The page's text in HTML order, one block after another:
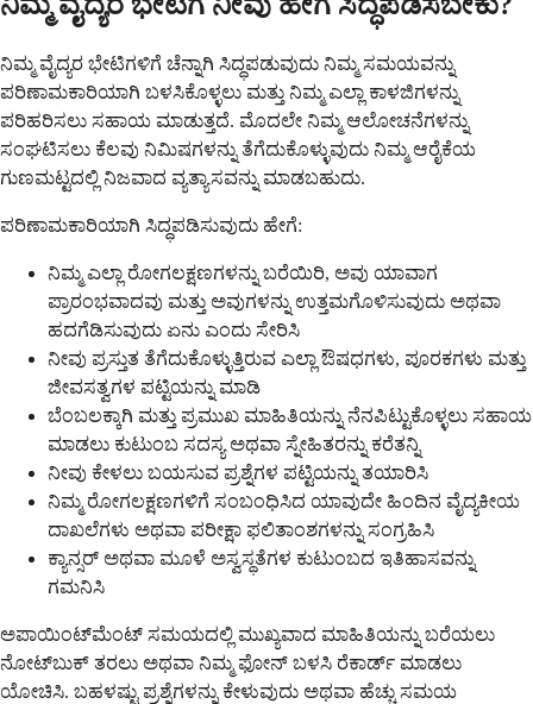
ನಿಮ್ಮ ವೈದ್ಯರ ಭೇಟಿಗಳಿಗೆ ಚೆನ್ನಾಗಿ ಸಿದ್ಧಪಡುವುದು ನಿಮ್ಮ ಸಮಯವನ್ನು
ಪರಿಣಾಮಕಾರಿಯಾಗಿ ಬಳಸಿಕೊಳ್ಳಲು ಮತ್ತು ನಿಮ್ಮ ಎಲ್ಲಾ ಕಾಳಜಿಗಳನ್ನು
ಪರಿಹರಿಸಲು ಸಹಾಯ ಮಾಡುತ್ತದೆ. ಮೊದಲೇ ನಿಮ್ಮ ಆಲೋಚನೆಗಳನ್ನು
ಸಂಘಟಿಸಲು ಕೆಲವು ನಿಮಿಷಗಳನ್ನು ತೆಗೆದುಕೊಳ್ಳುವುದು ನಿಮ್ಮ ಆರೈಕೆಯ
ಗುಣಮಟ್ಟದಲ್ಲಿ ನಿಜವಾದ ವ್ಯತ್ಯಾಸವನ್ನು ಮಾಡಬಹುದು.
ಪರಿಣಾಮಕಾರಿಯಾಗಿ ಸಿದ್ಧಪಡಿಸುವುದು ಹೇಗೆ:
ನಿಮ್ಮ ಎಲ್ಲಾ ರೋಗಲಕ್ಷಣಗಳನ್ನು ಬರೆಯಿರಿ, ಅವು ಯಾವಾಗ
ಪ್ರಾರಂಭವಾದವು ಮತ್ತು ಅವುಗಳನ್ನು ಉತ್ತಮಗೊಳಿಸುವುದು ಅಥವಾ
ಹದಗೆಡಿಸುವುದು ಏನು ಎಂದು ಸೇರಿಸಿ
ನೀವು ಪ್ರಸ್ತುತ ತೆಗೆದುಕೊಳ್ಳುತ್ತಿರುವ ಎಲ್ಲಾ ಔಷಧಗಳು, ಪೂರಕಗಳು ಮತ್ತು
ಜೀವಸತ್ವಗಳ ಪಟ್ಟಿಯನ್ನು ಮಾಡಿ
ಬೆಂಬಲಕ್ಕಾಗಿ ಮತ್ತು ಪ್ರಮುಖ ಮಾಹಿತಿಯನ್ನು ನೆನಪಿಟ್ಟುಕೊಳ್ಳಲು ಸಹಾಯ
ಮಾಡಲು ಕುಟುಂಬ ಸದಸ್ಯ ಅಥವಾ ಸ್ನೇಹಿತರನ್ನು ಕರೆತನ್ನಿ
ನೀವು ಕೇಳಲು ಬಯಸುವ ಪ್ರಶ್ನೆಗಳ ಪಟ್ಟಿಯನ್ನು ತಯಾರಿಸಿ
ನಿಮ್ಮ ರೋಗಲಕ್ಷಣಗಳಿಗೆ ಸಂಬಂಧಿಸಿದ ಯಾವುದೇ ಹಿಂದಿನ ವೈದ್ಯಕೀಯ
ದಾಖಲೆಗಳು ಅಥವಾ ಪರೀಕ್ಷಾ ಫಲಿತಾಂಶಗಳನ್ನು ಸಂಗ್ರಹಿಸಿ
ಕ್ಯಾನ್ಸರ್ ಅಥವಾ ಮೂಳೆ ಅಸ್ವಸ್ಥತೆಗಳ ಕುಟುಂಬದ ಇತಿಹಾಸವನ್ನು
ಗಮನಿಸಿ
ಅಪಾಯಿಂಟ್‌ಮೆಂಟ್ ಸಮಯದಲ್ಲಿ ಮುಖ್ಯವಾದ ಮಾಹಿತಿಯನ್ನು ಬರೆಯಲು
ನೋಟ್‌ಬುಕ್ ತರಲು ಅಥವಾ ನಿಮ್ಮ ಫೋನ್ ಬಳಸಿ ರೆಕಾರ್ಡ್ ಮಾಡಲು
ಯೋಚಿಸಿ. ಬಹಳಷ್ಟು ಪ್ರಶ್ನೆಗಳನ್ನು ಕೇಳುವುದು ಅಥವಾ ಹೆಚ್ಚು ಸಮಯ